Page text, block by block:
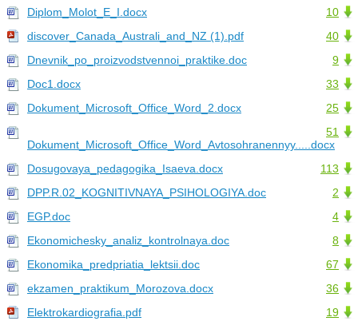
10
Diplom_Molot_E_I.docx
40
discover_Canada_Australi_and_NZ (1).pdf
9
Dnevnik_po_proizvodstvennoi_praktike.doc
33
Doc1.docx
25
Dokument_Microsoft_Office_Word_2.docx
51
Dokument_Microsoft_Office_Word_Avtosohranennyy.....docx
113
Dosugovaya_pedagogika_Isaeva.docx
2
DPP.R.02_KOGNITIVNAYA_PSIHOLOGIYA.doc
4
EGP.doc
8
Ekonomichesky_analiz_kontrolnaya.doc
67
Ekonomika_predpriatia_lektsii.doc
36
ekzamen_praktikum_Morozova.docx
19
Elektrokardiografia.pdf